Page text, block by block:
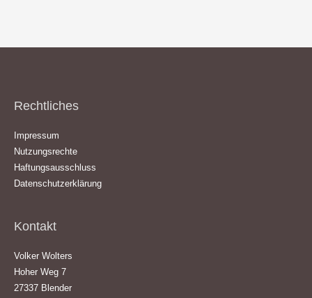
Rechtliches
Impressum
Nutzungsrechte
Haftungsausschluss
Datenschutzerklärung
Kontakt
Volker Wolters
Hoher Weg 7
27337 Blender